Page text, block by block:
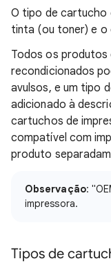
O tipo de cartucho
tinta (ou toner) e
Todos os
recondicionados
avulsos, e um tipo
adicionado à
cartuchos de
compatível com
produto
Observação:
impressora.
Tipos de